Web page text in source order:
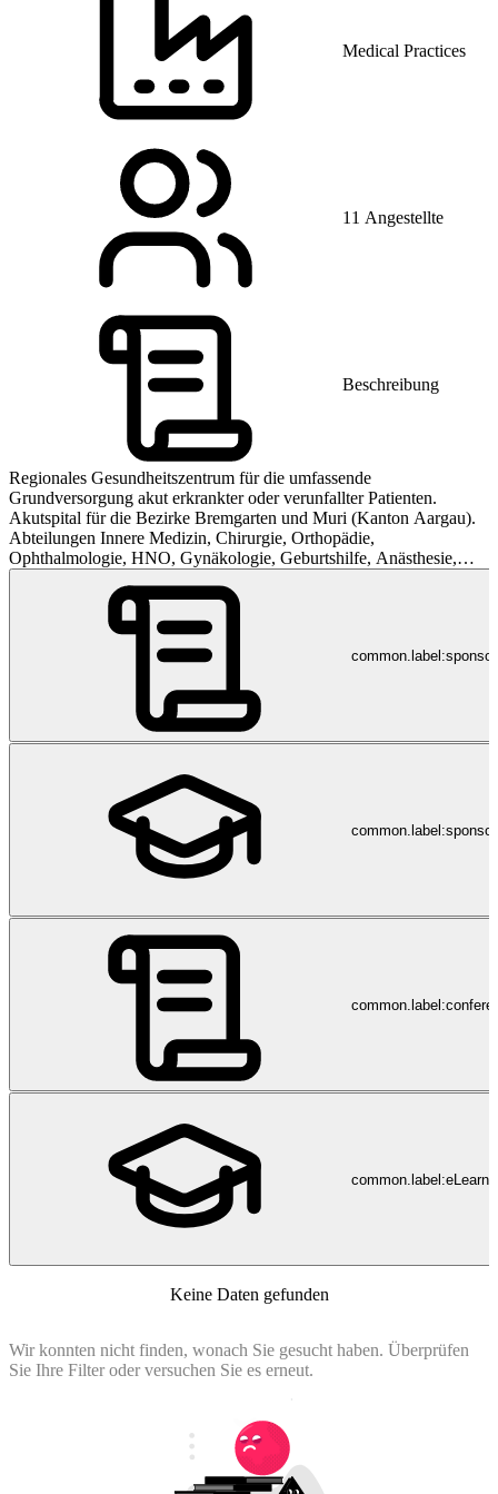
Medical Practices
11 Angestellte
Beschreibung
Regionales Gesundheitszentrum für die umfassende
Grundversorgung akut erkrankter oder verunfallter Patienten.
Akutspital für die Bezirke Bremgarten und Muri (Kanton Aargau).
Abteilungen Innere Medizin, Chirurgie, Orthopädie,
Ophthalmologie, HNO, Gynäkologie, Geburtshilfe, Anästhesie,
Radiologie, Dialyse, Facharztsprechstunden.
Dienstleistungsunternehmen des öffentlichen Gesundheitswesens.
Keine Daten gefunden
Wir konnten nicht finden, wonach Sie gesucht haben. Überprüfen
Sie Ihre Filter oder versuchen Sie es erneut.